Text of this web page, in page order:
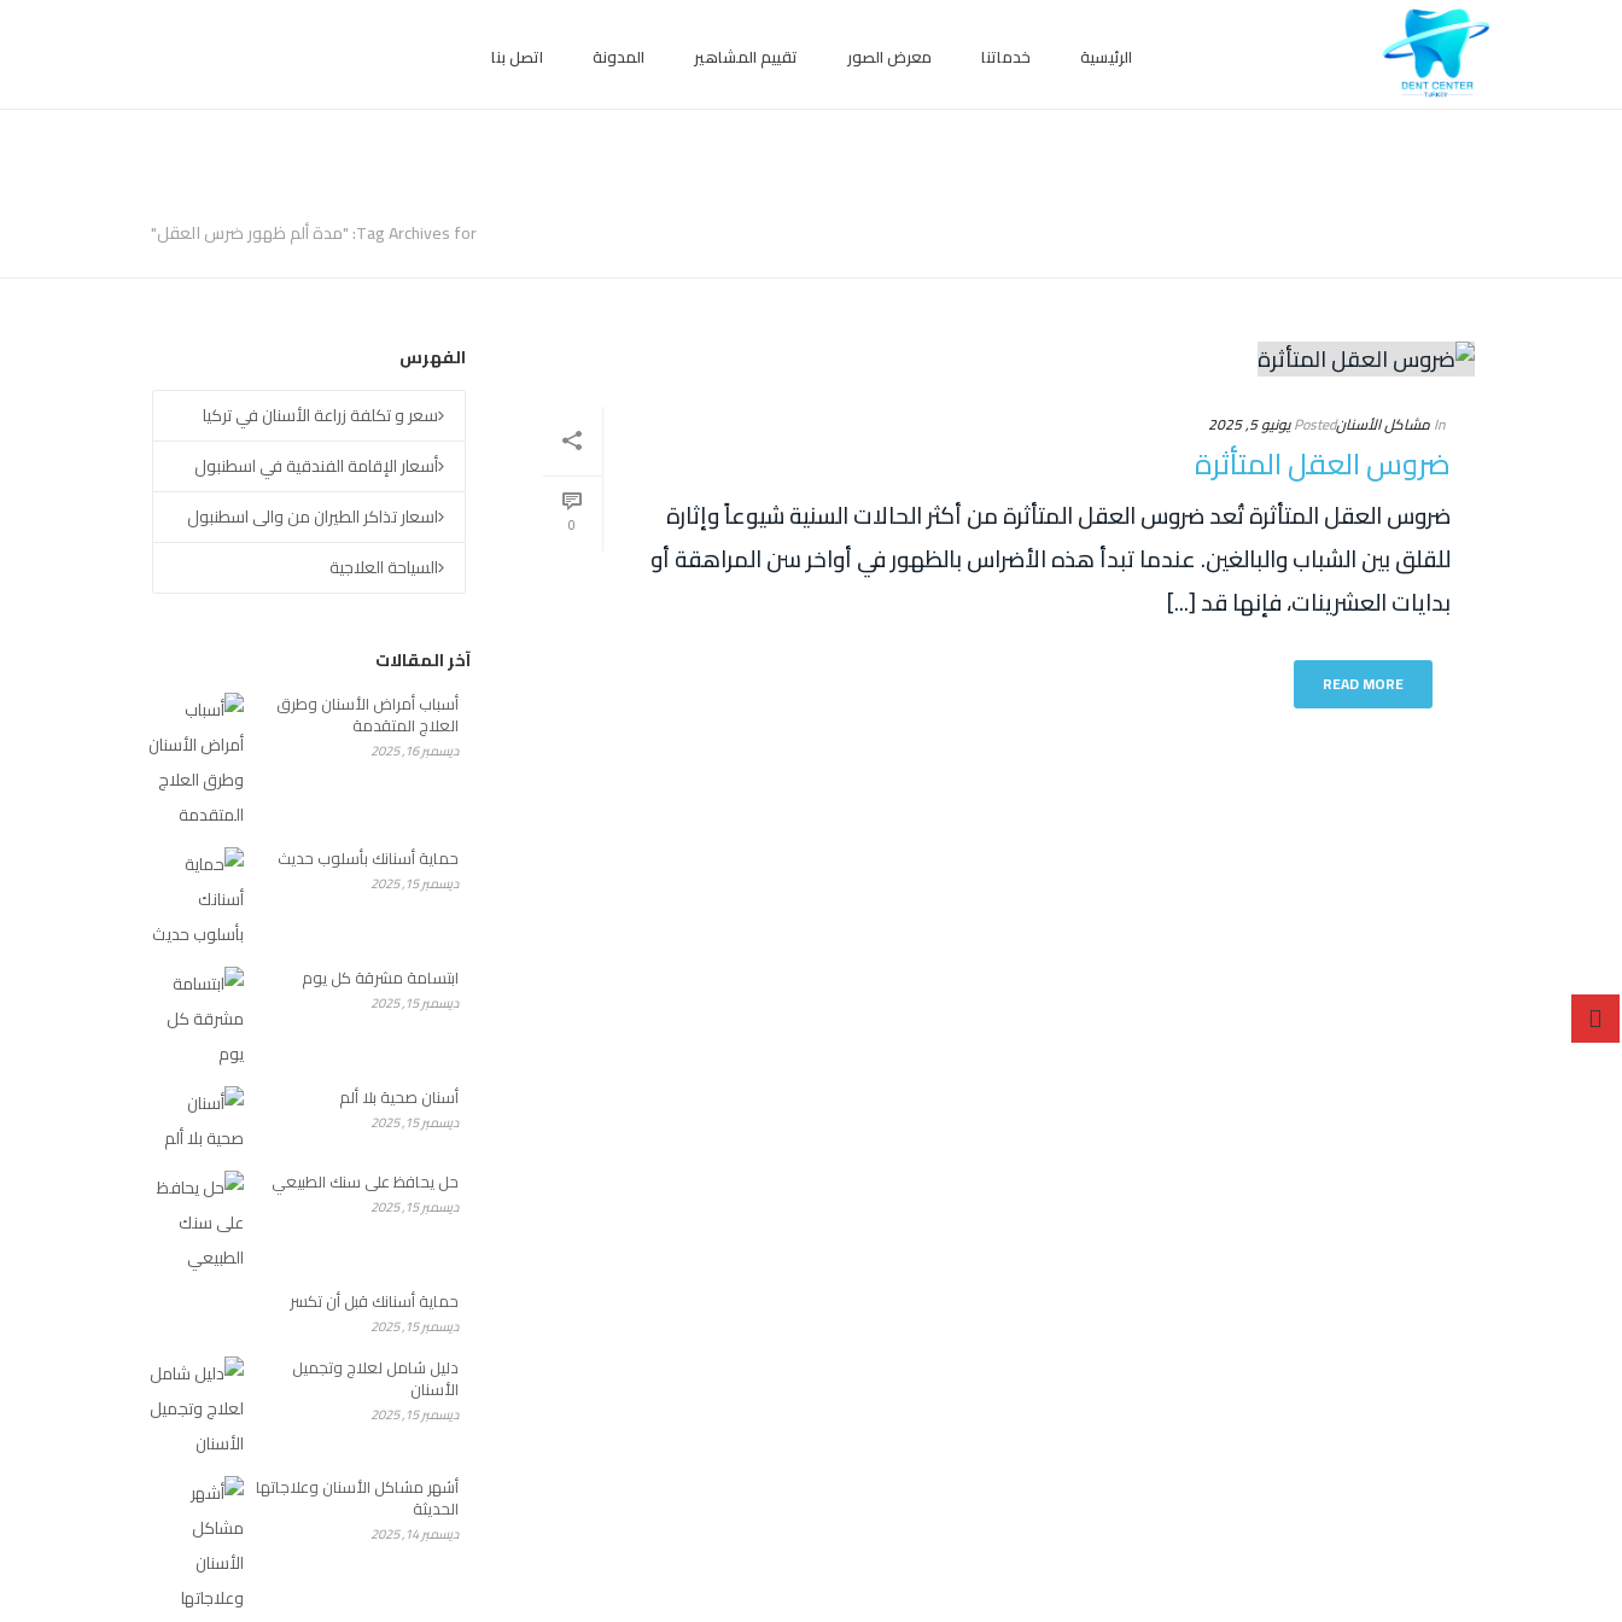
الرئيسية خدماتنا معرض الصور تقييم المشاهير المدونة اتصل بنا
Tag Archives for: "مدة ألم ظهور ضرس العقل"
0
Inمشاكل الأسنانPostedيونيو 5, 2025
ضروس العقل المتأثرة
ضروس العقل المتأثرة تُعد ضروس العقل المتأثرة من أكثر الحالات السنية شيوعاً وإثارة
للقلق بين الشباب والبالغين. عندما تبدأ هذه الأضراس بالظهور في أواخر سن المراهقة أو
بدايات العشرينات، فإنها قد [...]
READ MORE
الفهرس
سعر و تكلفة زراعة الأسنان في تركيا
أسعار الإقامة الفندقية في اسطنبول
اسعار تذاكر الطيران من والى اسطنبول
السياحة العلاجية
آخر المقالات
أسباب أمراض الأسنان وطرق
العلاج المتقدمة
ديسمبر 16, 2025
حماية أسنانك بأسلوب حديث
ديسمبر 15, 2025
ابتسامة مشرقة كل يوم
ديسمبر 15, 2025
أسنان صحية بلا ألم
ديسمبر 15, 2025
حل يحافظ على سنك الطبيعي
ديسمبر 15, 2025
حماية أسنانك قبل أن تكسر
ديسمبر 15, 2025
دليل شامل لعلاج وتجميل
الأسنان
ديسمبر 15, 2025
أشهر مشاكل الأسنان وعلاجاتها
الحديثة
ديسمبر 14, 2025